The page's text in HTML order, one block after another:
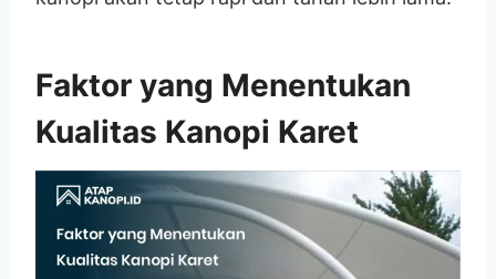
Faktor yang Menentukan
Kualitas Kanopi Karet